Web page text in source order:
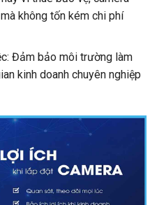
không tốn kém chi phí
Đảm bảo môi trường làm
kinh doanh chuyên nghiệp